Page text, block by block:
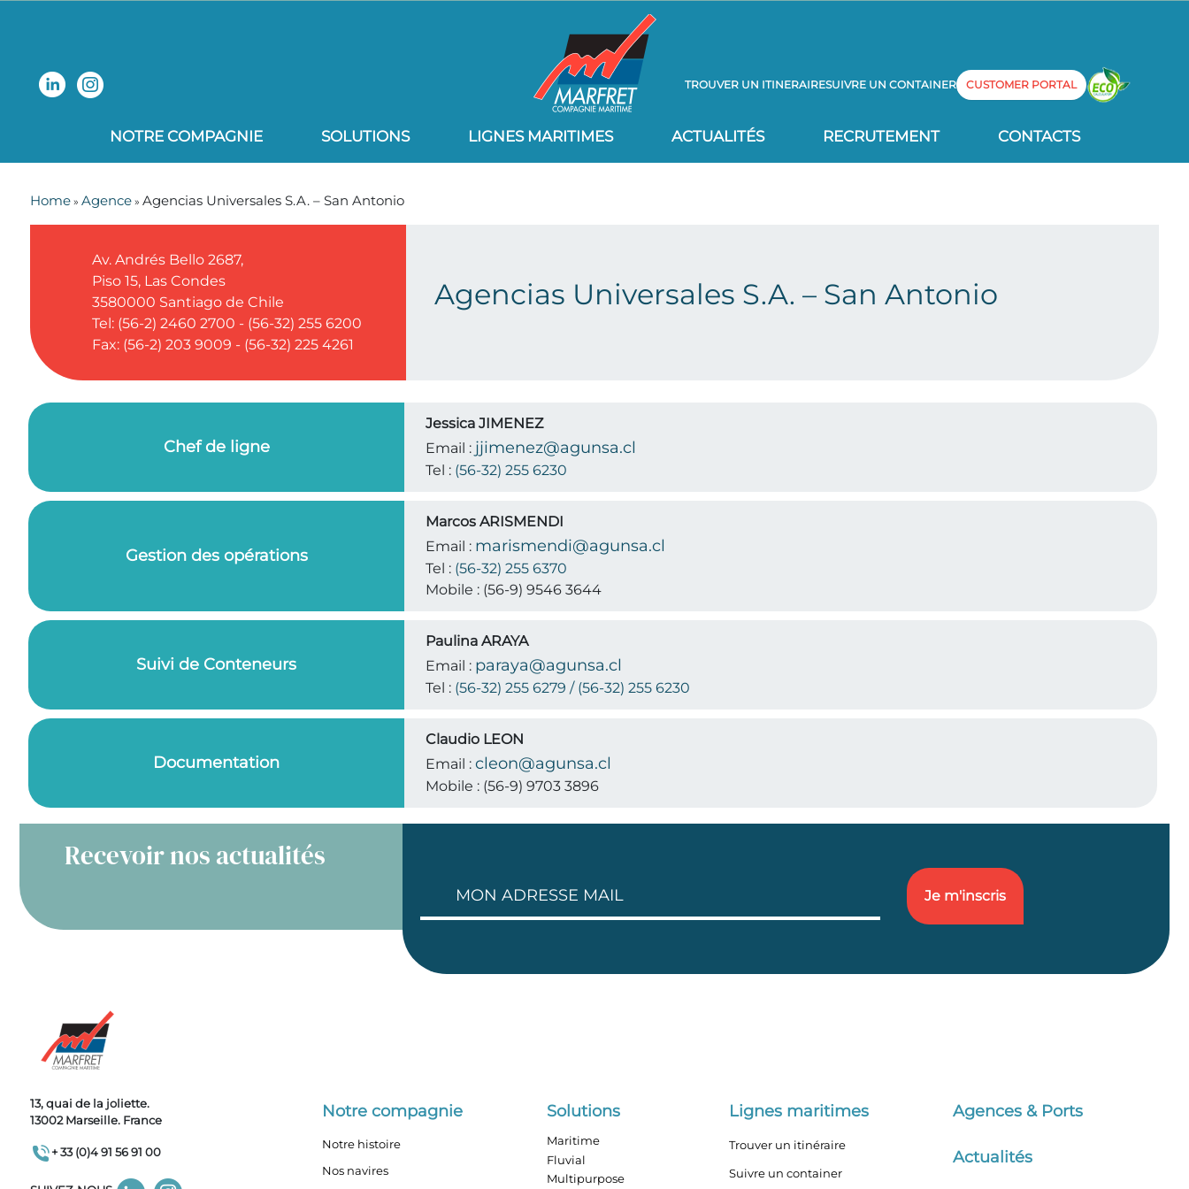
TROUVER UN ITINERAIRESUIVRE UN CONTAINER CUSTOMER PORTAL
NOTRE COMPAGNIE SOLUTIONS LIGNES MARITIMES ACTUALITÉS RECRUTEMENT CONTACTS
Home » Agence » Agencias Universales S.A. – San Antonio
Av. Andrés Bello 2687,
Piso 15, Las Condes
3580000 Santiago de Chile
Tel: (56-2) 2460 2700 - (56-32) 255 6200
Fax: (56-2) 203 9009 - (56-32) 225 4261
Agencias Universales S.A. – San Antonio
Chef de ligne
Jessica JIMENEZ
Email : jjimenez@agunsa.cl
Tel : (56-32) 255 6230
Gestion des opérations
Marcos ARISMENDI
Email : marismendi@agunsa.cl
Tel : (56-32) 255 6370
Mobile : (56-9) 9546 3644
Suivi de Conteneurs
Paulina ARAYA
Email : paraya@agunsa.cl
Tel : (56-32) 255 6279 / (56-32) 255 6230
Documentation
Claudio LEON
Email :cleon@agunsa.cl
Mobile : (56-9) 9703 3896
Recevoir nos actualités
13, quai de la joliette.
13002 Marseille. France
+ 33 (0)4 91 56 91 00
Notre compagnie
Notre histoire
Nos navires
Solutions
Maritime
Fluvial
Multipurpose
Lignes maritimes
Trouver un itinéraire
Suivre un container
Agences & Ports
Actualités